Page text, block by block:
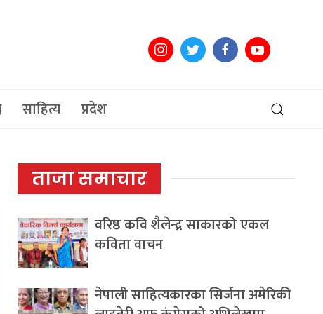
साहित्य प्रदेश
ताजा समाचार
वरिष्ठ कवि शैलेन्द्र साकारको एकल
कविता वाचन
नेपाली साहित्यकारका सिर्जना अमेरिकी